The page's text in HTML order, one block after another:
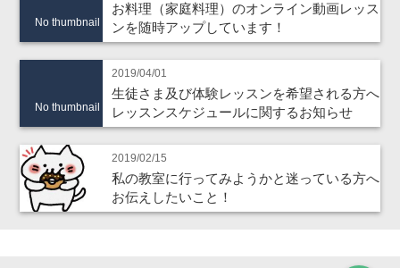
No thumbnail
お料理（家庭料理）のオンライン動画レッス
ンを随時アップしています！
No thumbnail
2019/04/01
生徒さま及び体験レッスンを希望される方へ
レッスンスケジュールに関するお知らせ
2019/02/15
私の教室に行ってみようかと迷っている方へ
お伝えしたいこと！